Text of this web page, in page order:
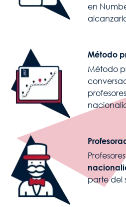
en
Image
Método
Método
Image
parte del